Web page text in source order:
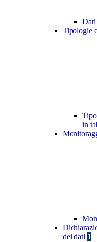
Dati
Tipologie
in
dei dati 1